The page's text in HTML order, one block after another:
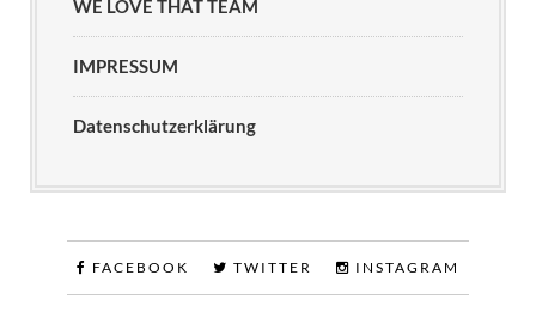
WE LOVE THAT TEAM
IMPRESSUM
Datenschutzerklärung
FACEBOOK TWITTER INSTAGRAM